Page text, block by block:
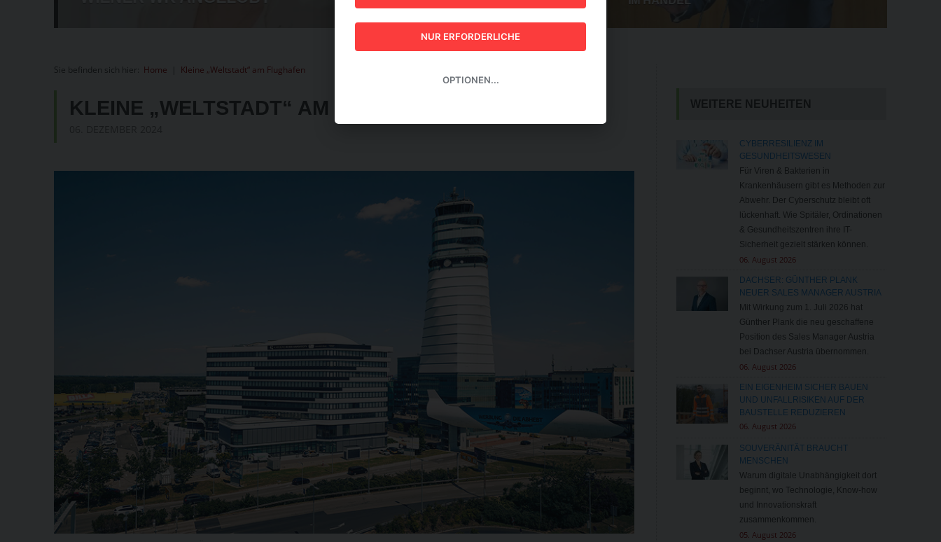
Sie befinden sich hier: Home Kleine „Weltstadt“ am Flughafen
KLEINE „WELTSTADT“ AM FLUGHAFEN WEITERE NEUHEITEN
CYBERRESILIENZ IM
GESUNDHEITSWESEN
Für Viren & Bakterien in
Krankenhäusern gibt es Methoden zur
Abwehr. Der Cyberschutz bleibt oft
lückenhaft. Wie Spitäler, Ordinationen
& Gesundheitszentren ihre IT-
Sicherheit gezielt stärken können.
06. August 2026
DACHSER: GÜNTHER PLANK
NEUER SALES MANAGER AUSTRIA
Mit Wirkung zum 1. Juli 2026 hat
Günther Plank die neu geschaffene
Position des Sales Manager Austria
bei Dachser Austria übernommen.
06. August 2026
EIN EIGENHEIM SICHER BAUEN
UND UNFALLRISIKEN AUF DER
BAUSTELLE REDUZIEREN
06. August 2026
SOUVERÄNITÄT BRAUCHT
MENSCHEN
Warum digitale Unabhängigkeit dort
beginnt, wo Technologie, Know-how
und Innovationskraft
zusammenkommen.
05. August 2026
NUR ERFORDERLICHE
OPTIONEN...